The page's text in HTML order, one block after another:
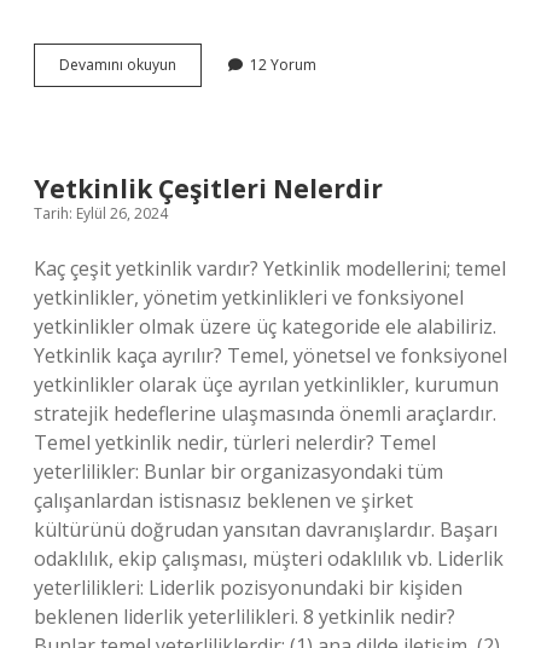
Devamını okuyun Üşüyorum
Kapama
12 Yorum
Yetkinlik Çeşitleri Nelerdir
Tarih: Eylül 26, 2024
Kaç çeşit yetkinlik vardır? Yetkinlik modellerini; temel
yetkinlikler, yönetim yetkinlikleri ve fonksiyonel
yetkinlikler olmak üzere üç kategoride ele alabiliriz.
Yetkinlik kaça ayrılır? Temel, yönetsel ve fonksiyonel
yetkinlikler olarak üçe ayrılan yetkinlikler, kurumun
stratejik hedeflerine ulaşmasında önemli araçlardır.
Temel yetkinlik nedir, türleri nelerdir? Temel
yeterlilikler: Bunlar bir organizasyondaki tüm
çalışanlardan istisnasız beklenen ve şirket
kültürünü doğrudan yansıtan davranışlardır. Başarı
odaklılık, ekip çalışması, müşteri odaklılık vb. Liderlik
yeterlilikleri: Liderlik pozisyonundaki bir kişiden
beklenen liderlik yeterlilikleri. 8 yetkinlik nedir?